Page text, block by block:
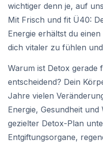
wichtiger denn je, auf
Mit Frisch und fit Ü40:
Energie erhältst du
dich vitaler zu fühlen
Warum ist Detox
entscheidend? Dein
Jahre vielen
Energie, Gesundheit
gezielter Detox-Plan
Entgiftungsorgane,